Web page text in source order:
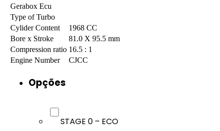
Gerabox Ecu
Type of Turbo
Cylider Content
1968 CC
Bore x Stroke
81.0 X 95.5 mm
Compression ratio 16.5 : 1
Engine Number
CJCC
Opções
STAGE 0 – ECO